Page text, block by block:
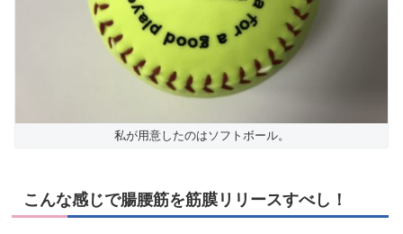
私が用意したのはソフトボール。
こんな感じで腸腰筋を筋膜リリースすべし！